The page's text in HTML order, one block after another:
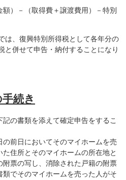
）－（取得費＋譲渡費用）－特別
は、復興特別所得税として各年分の
と併せて申告・納付することになり
続き
の書類を添えて確定申告をするこ
前日においてそのマイホームを売
住所とそのマイホームの所在地と
票の写し、消除された戸籍の附票
でそのマイホームを売った人がそ